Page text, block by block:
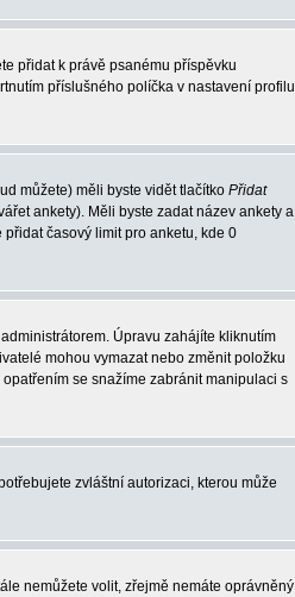
přidat k právě psanému příspěvku
příslušného políčka v nastavení profilu
můžete) měli byste vidět tlačítko Přidat
ankety). Měli byste zadat název ankety a
přidat časový limit pro anketu, kde 0
Úpravu zahájíte kliknutím
mohou vymazat nebo změnit položku
se snažíme zabránit manipulaci s
zvláštní autorizaci, kterou může
nemůžete volit, zřejmě nemáte oprávněný